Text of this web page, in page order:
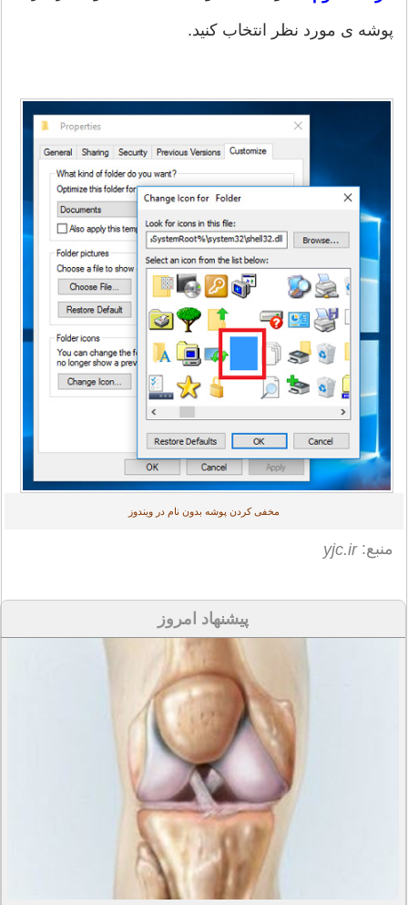
پوشه ی مورد نظر انتخاب کنید.
مخفی کردن پوشه بدون نام در ویندوز
منبع:yjc.ir
پیشنهاد امروز